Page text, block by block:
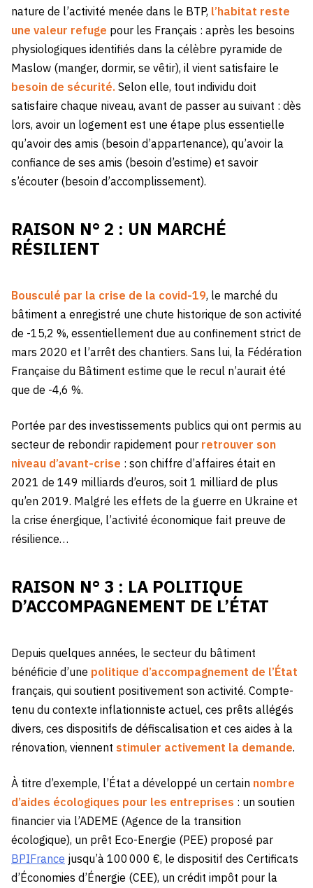
nature de l’activité menée dans le BTP, l’habitat reste
une valeur refuge pour les Français : après les besoins
physiologiques identifiés dans la célèbre pyramide de
Maslow (manger, dormir, se vêtir), il vient satisfaire le
besoin de sécurité. Selon elle, tout individu doit
satisfaire chaque niveau, avant de passer au suivant : dès
lors, avoir un logement est une étape plus essentielle
qu’avoir des amis (besoin d’appartenance), qu’avoir la
confiance de ses amis (besoin d’estime) et savoir
s’écouter (besoin d’accomplissement).
RAISON N° 2 : UN MARCHÉ
RÉSILIENT
Bousculé par la crise de la covid-19, le marché du
bâtiment a enregistré une chute historique de son activité
de -15,2 %, essentiellement due au confinement strict de
mars 2020 et l’arrêt des chantiers. Sans lui, la Fédération
Française du Bâtiment estime que le recul n’aurait été
que de -4,6 %.
Portée par des investissements publics qui ont permis au
secteur de rebondir rapidement pour retrouver son
niveau d’avant-crise : son chiffre d’affaires était en
2021 de 149 milliards d’euros, soit 1 milliard de plus
qu’en 2019. Malgré les effets de la guerre en Ukraine et
la crise énergique, l’activité économique fait preuve de
résilience…
RAISON N° 3 : LA POLITIQUE
D’ACCOMPAGNEMENT DE L’ÉTAT
Depuis quelques années, le secteur du bâtiment
bénéficie d’une politique d’accompagnement de l’État
français, qui soutient positivement son activité. Compte-
tenu du contexte inflationniste actuel, ces prêts allégés
divers, ces dispositifs de défiscalisation et ces aides à la
rénovation, viennent stimuler activement la demande.
À titre d’exemple, l’État a développé un certain nombre
d’aides écologiques pour les entreprises : un soutien
financier via l’ADEME (Agence de la transition
écologique), un prêt Eco-Energie (PEE) proposé par
BPIFrance jusqu’à 100 000 €, le dispositif des Certificats
d’Économies d’Énergie (CEE), un crédit impôt pour la